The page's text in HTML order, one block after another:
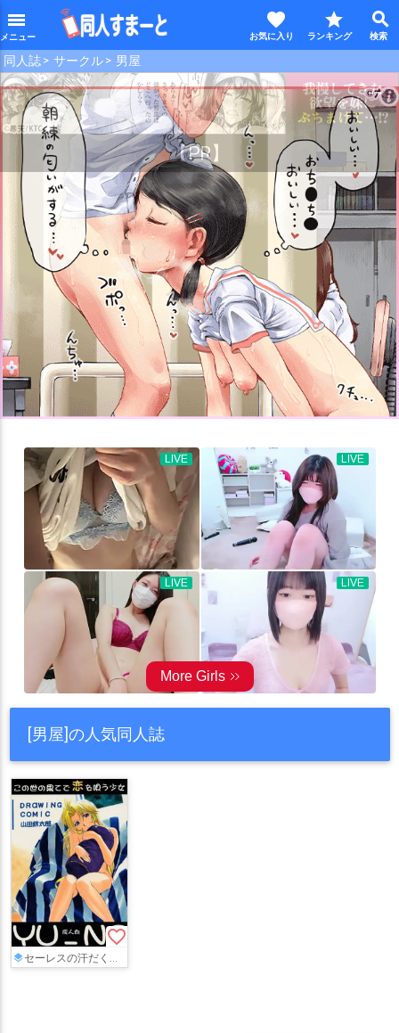
menu search
star
favorite
同人誌 サークル 男屋
[男屋]の人気同人誌
favorite_border
セーレスの汗だくセックス本!!フェラしたり、キスしながらの正常位セックスでトロけちゃう♡
【PR】